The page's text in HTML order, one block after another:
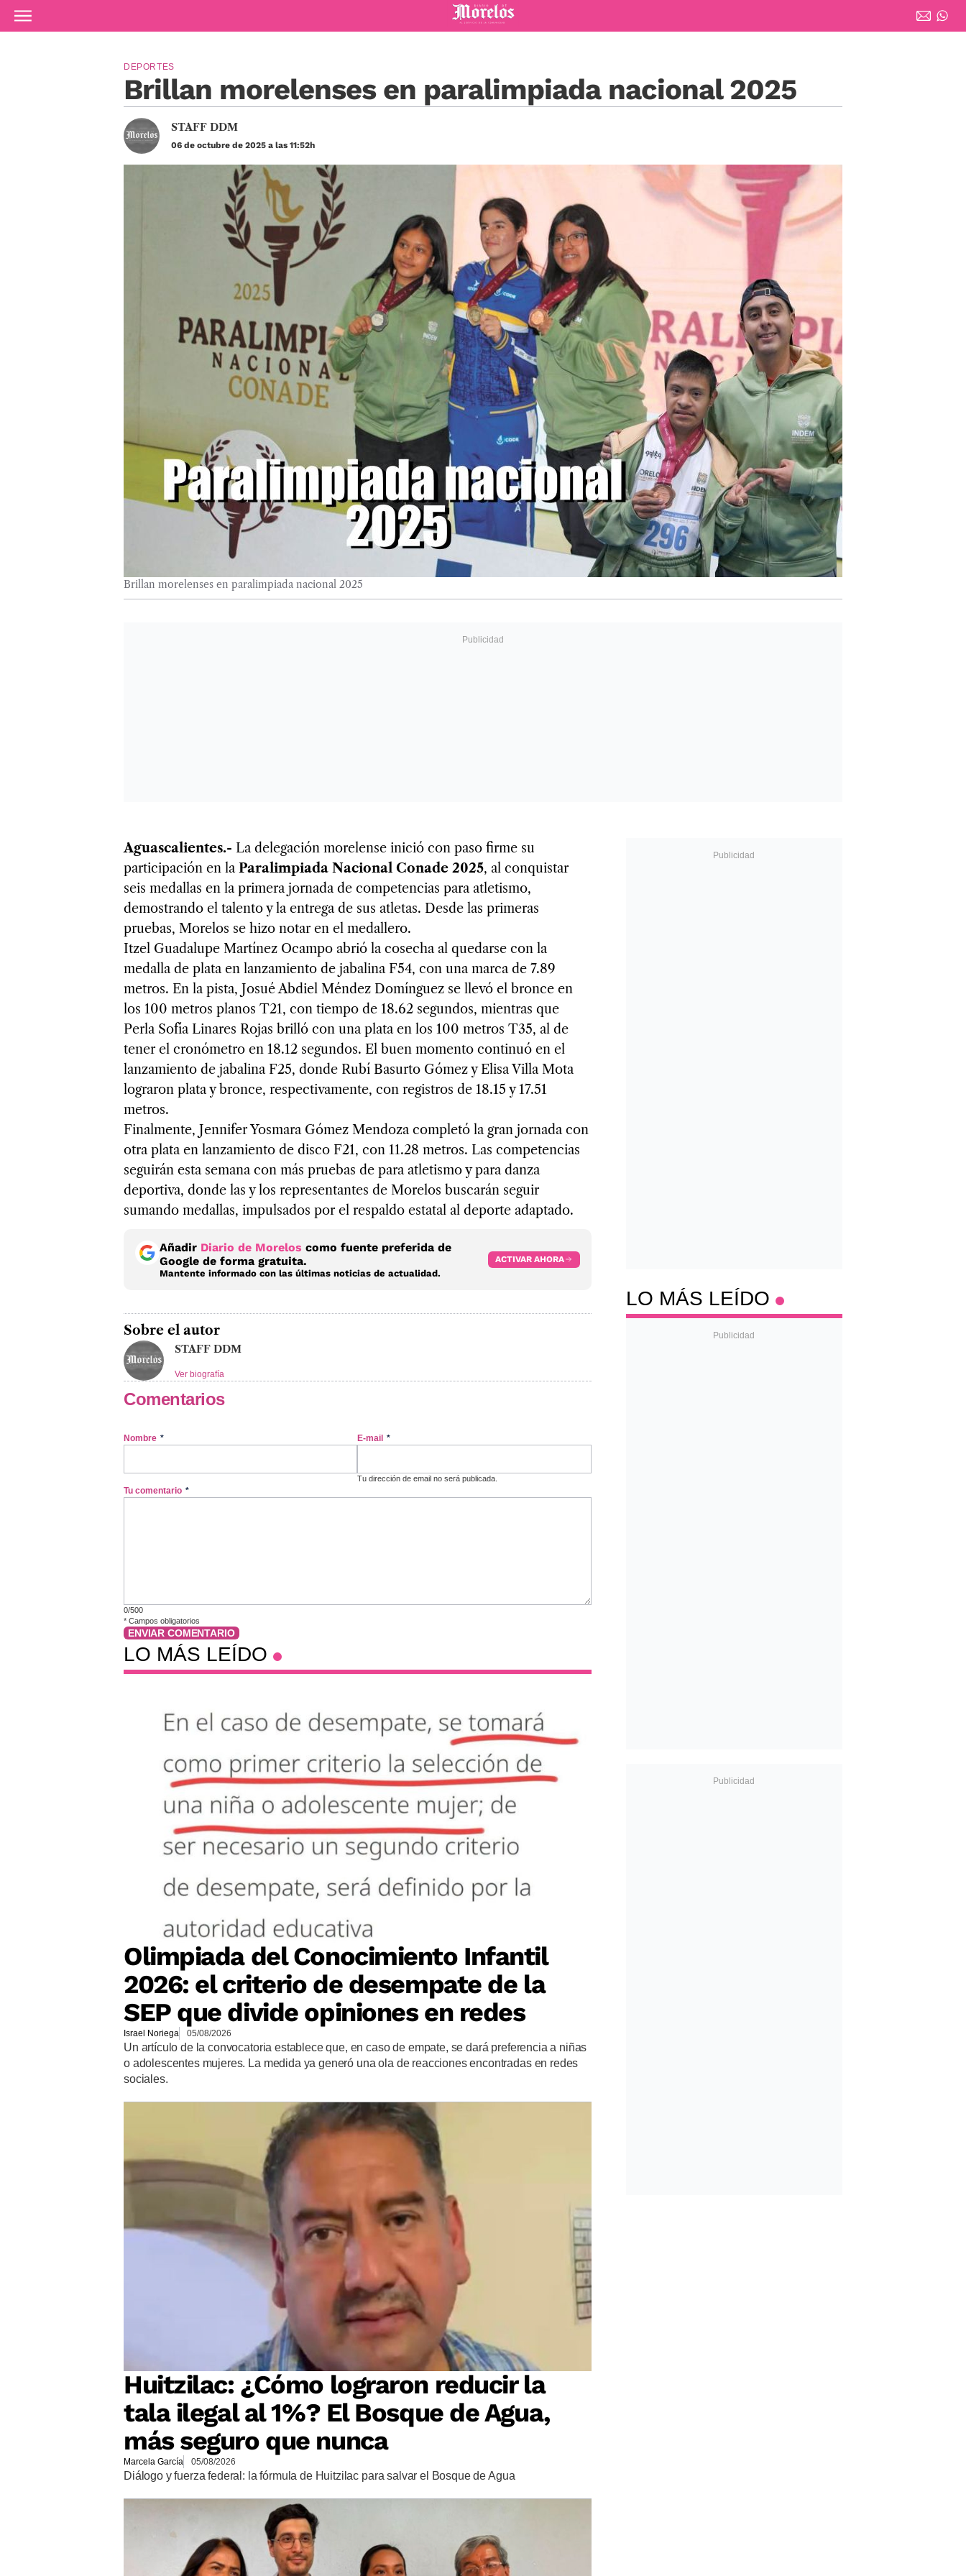
Ir al contenido principal
Diario de Morelos
Brillan morelenses en paralimpiada nacional 2025
DEPORTES
STAFF DDM
06 de octubre de 2025 a las 11:52h
Brillan morelenses en paralimpiada nacional 2025
Aguascalientes.- La delegación morelense inició con paso firme su
participación en la Paralimpiada Nacional Conade 2025, al conquistar
seis medallas en la primera jornada de competencias para atletismo,
demostrando el talento y la entrega de sus atletas. Desde las primeras
pruebas, Morelos se hizo notar en el medallero.
Itzel Guadalupe Martínez Ocampo abrió la cosecha al quedarse con la
medalla de plata en lanzamiento de jabalina F54, con una marca de 7.89
metros. En la pista, Josué Abdiel Méndez Domínguez se llevó el bronce en
los 100 metros planos T21, con tiempo de 18.62 segundos, mientras que
Perla Sofía Linares Rojas brilló con una plata en los 100 metros T35, al de
tener el cronómetro en 18.12 segundos. El buen momento continuó en el
lanzamiento de jabalina F25, donde Rubí Basurto Gómez y Elisa Villa Mota
lograron plata y bronce, respectivamente, con registros de 18.15 y 17.51
metros.
Finalmente, Jennifer Yosmara Gómez Mendoza completó la gran jornada con
otra plata en lanzamiento de disco F21, con 11.28 metros. Las competencias
seguirán esta semana con más pruebas de para atletismo y para danza
deportiva, donde las y los representantes de Morelos buscarán seguir
sumando medallas, impulsados por el respaldo estatal al deporte adaptado.
Añadir Diario de Morelos como fuente preferida de
Google de forma gratuita.
Mantente informado con las últimas noticias de actualidad.
ACTIVAR AHORA
Sobre el autor
STAFF DDM
Ver biografía
Comentarios
Nombre * E-mail *
Tu dirección de email no será publicada.
Tu comentario *
0/500
* Campos obligatorios
ENVIAR COMENTARIO
LO MÁS LEÍDO
Olimpiada del Conocimiento Infantil
2026: el criterio de desempate de la
SEP que divide opiniones en redes
Israel Noriega 05/08/2026
Un artículo de la convocatoria establece que, en caso de empate, se dará preferencia a niñas
o adolescentes mujeres. La medida ya generó una ola de reacciones encontradas en redes
sociales.
Huitzilac: ¿Cómo lograron reducir la
tala ilegal al 1%? El Bosque de Agua,
más seguro que nunca
Marcela García 05/08/2026
Diálogo y fuerza federal: la fórmula de Huitzilac para salvar el Bosque de Agua
LO MÁS LEÍDO